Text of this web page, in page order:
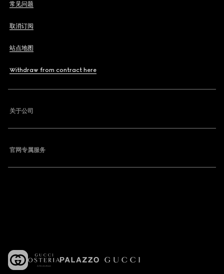
常见问题
取消订阅
站点地图
Withdraw from contract here
关于公司
官网专属服务